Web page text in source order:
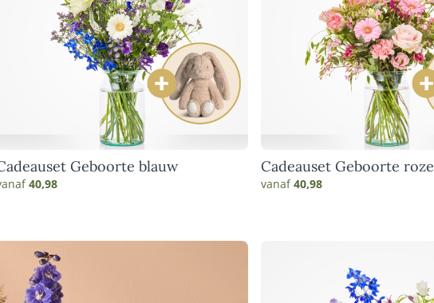
BETERSCHAP EN STERKTE
VERJAARDAG EN FELICITATIE
POPULAIRE BOEKETTEN
Geboorte blauw
40,98
Cadeauset Geboorte roze
vanaf40,98